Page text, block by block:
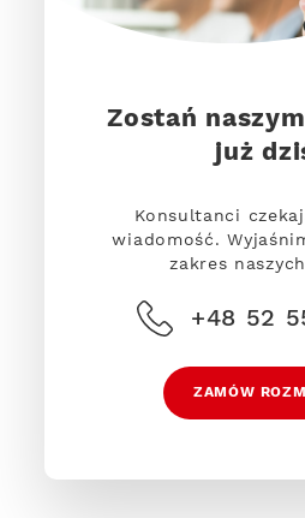
Zostań
już
Konsultanci
wiadomość.
zakres
+48 52
ZAMÓW